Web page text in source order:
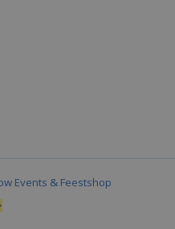
Events & Feestshop